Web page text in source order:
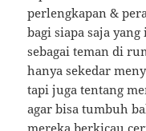
perlengkapan &
bagi siapa saja
sebagai teman di
hanya sekedar
tapi juga tentang
agar bisa tumbuh